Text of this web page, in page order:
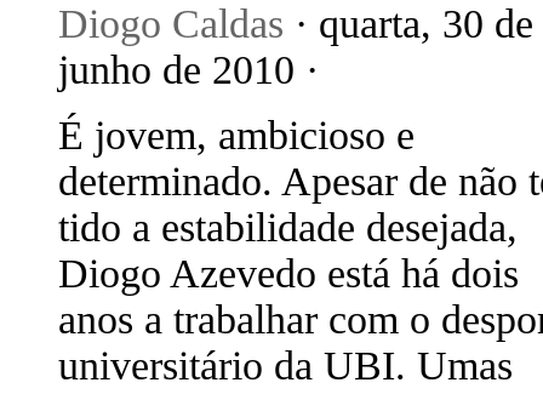
Diogo Caldas · quarta, 30 de
junho de 2010 ·
É jovem, ambicioso e
determinado. Apesar de não
tido a estabilidade desejada,
Diogo Azevedo está há dois
anos a trabalhar com o
universitário da UBI. Umas